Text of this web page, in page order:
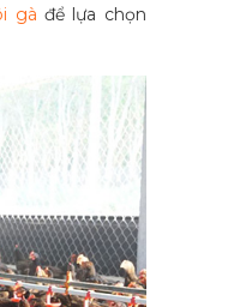
gà để lựa chọn